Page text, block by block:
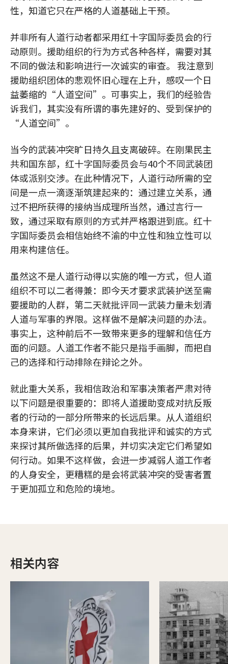
性，知道它只在严格的人道基础上干预。
并非所有人道行动者都采用红十字国际委员会的行
动原则。援助组织的行为方式各种各样，需要对其
不同的做法和影响进行一次诚实的审查。 我注意到
援助组织团体的悲观怀旧心理在上升，感叹一个日
益萎缩的“人道空间”。可事实上，我们的经验告
诉我们，其实没有所谓的事先建好的、受到保护的
“人道空间”。
当今的武装冲突旷日持久且支离破碎。在刚果民主
共和国东部，红十字国际委员会与40个不同武装团
体或派别交涉。在此种情况下，人道行动所需的空
间是一点一滴逐渐筑建起来的：通过建立关系，通
过不把所获得的接纳当成理所当然，通过言行一
致，通过采取有原则的方式并严格跟进到底。红十
字国际委员会相信始终不渝的中立性和独立性可以
用来构建信任。
虽然这不是人道行动得以实施的唯一方式，但人道
组织不可以二者得兼：即今天才要求武装护送至需
要援助的人群，第二天就批评同一武装力量未划清
人道与军事的界限。这样做不是解决问题的办法。
事实上，这种前后不一致带来更多的理解和信任方
面的问题。人道工作者不能只是指手画脚，而把自
己的选择和行动排除在辩论之外。
就此重大关系，我相信政治和军事决策者严肃对待
以下问题是很重要的：即将人道援助变成对抗反叛
者的行动的一部分所带来的长远后果。从人道组织
本身来讲，它们必须以更加自我批评和诚实的方式
来探讨其所做选择的后果，并切实决定它们希望如
何行动。如果不这样做，会进一步减弱人道工作者
的人身安全，更糟糕的是会将武装冲突的受害者置
于更加孤立和危险的境地。
相关内容